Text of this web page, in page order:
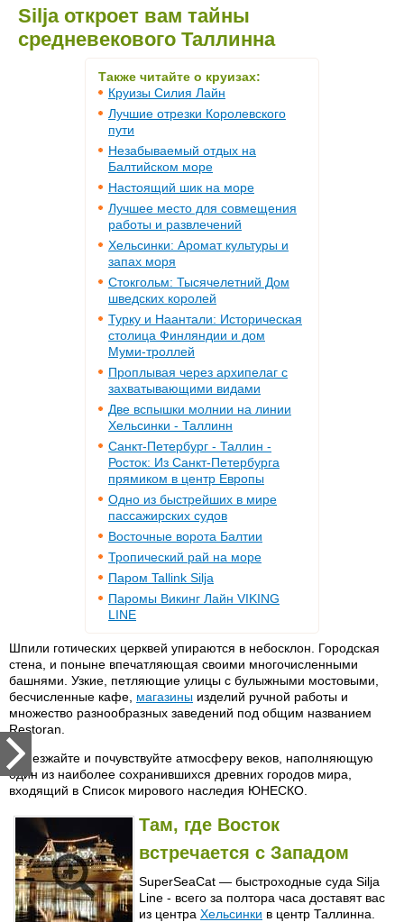
Silja откроет вам тайны
средневекового Таллинна
Также читайте о круизах:
Круизы Силия Лайн
Лучшие отрезки Королевского
пути
Незабываемый отдых на
Балтийском море
Настоящий шик на море
Лучшее место для совмещения
работы и развлечений
Хельсинки: Аромат культуры и
запах моря
Стокгольм: Тысячелетний Дом
шведских королей
Турку и Наантали: Историческая
столица Финляндии и дом
Муми-троллей
Проплывая через архипелаг с
захватывающими видами
Две вспышки молнии на линии
Хельсинки - Таллинн
Санкт-Петербург - Таллин -
Росток: Из Санкт-Петербурга
прямиком в центр Европы
Одно из быстрейших в мире
пассажирских судов
Восточные ворота Балтии
Тропический рай на море
Паром Tallink Silja
Паромы Викинг Лайн VIKING
LINE
Шпили готических церквей упираются в небосклон. Городская
стена, и поныне впечатляющая своими многочисленными
башнями. Узкие, петляющие улицы с булыжными мостовыми,
бесчисленные кафе, магазины изделий ручной работы и
множество разнообразных заведений под общим названием
Restoran.
Приезжайте и почувствуйте атмосферу веков, наполняющую
один из наиболее сохранившихся древних городов мира,
входящий в Список мирового наследия ЮНЕСКО.
Там, где Восток
встречается с Западом
SuperSeaCat — быстроходные суда Silja
Line - всего за полтора часа доставят вас
из центра Хельсинки в центр Таллинна.